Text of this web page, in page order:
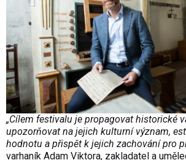
„Cílem festivalu je propagovat historické
upozorňovat na jejich kulturní význam,
hodnotu a přispět k jejich zachování pro
varhaník Adam Viktora, zakladatel a